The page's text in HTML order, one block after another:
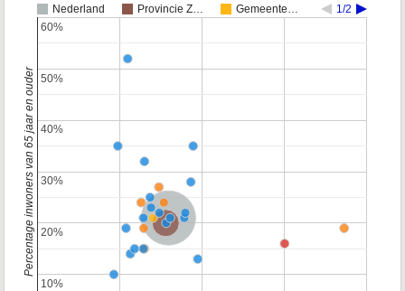
Nederland Provincie Z… Gemeente… 1/2
Nederland
Provincie Zuid-Holland
10%
10%
20%
20%
30%
30%
40%
40%
50%
50%
60%
60%
Percentage inwoners van 65 jaar en ouder